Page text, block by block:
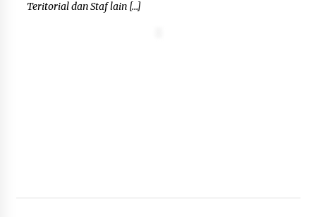
Teritorial dan Staf lain […]